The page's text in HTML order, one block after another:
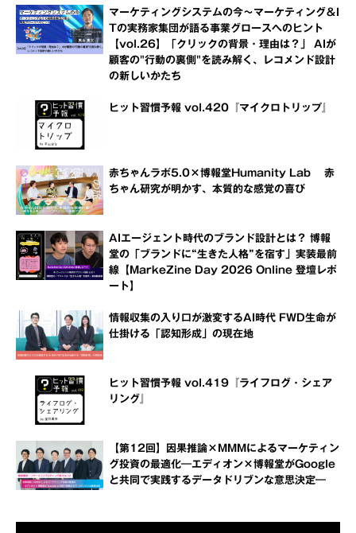
マーケティングシステムの今～マーケティング＆I
Tの実務家集団が語る事業グロースへのヒント
【vol.26】「クリックの背景・理由は？」 AIが
顧客の"行動の裏側"を読み解く、レコメンド設計
の新しいかたち
ヒット習慣予報 vol.420『マイクロトリップ』
赤ちゃんラボ5.0×博報堂Humanity Lab 赤
ちゃん研究が明かす、本質的な感覚の喜び
AIエージェント時代のブランド設計とは？ 博報
堂の「ブランドに“生きた人格”を宿す」実装最前
線【MarkeZine Day 2026 Online 登壇レポ
ート】
情報収集の入り口が激変するAI時代 FWD生命が
仕掛ける「認知形成」の現在地
ヒット習慣予報 vol.419『ライフログ・シェア
リング』
【第12回】因果推論×MMMによるマーケティン
グ投資の最適化―エディオン×博報堂がGoogle
と共同で実践するデータドリブンな意思決定―